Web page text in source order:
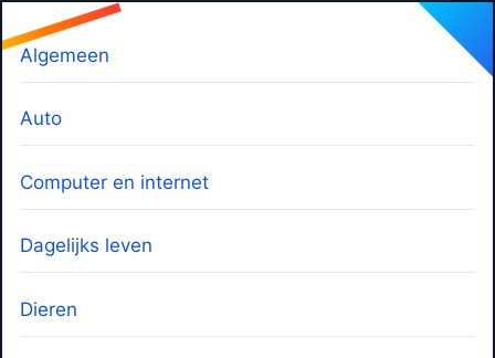
Algemeen
Auto
Computer en internet
Dagelijks leven
Dieren